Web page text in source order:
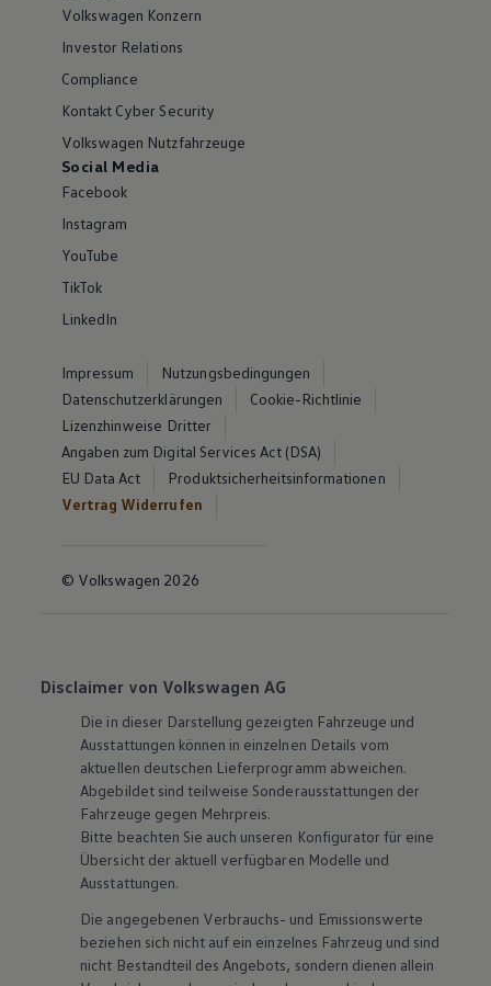
Volkswagen Konzern
Investor Relations
Compliance
Kontakt Cyber Security
Volkswagen Nutzfahrzeuge
Social Media
Facebook
Instagram
YouTube
TikTok
LinkedIn
Impressum
Nutzungsbedingungen
Datenschutzerklärungen
Cookie-Richtlinie
Lizenzhinweise Dritter
Angaben zum Digital Services Act (DSA)
EU Data Act
Produktsicherheitsinformationen
Vertrag Widerrufen
© Volkswagen 2026
Disclaimer von Volkswagen AG
Die in dieser Darstellung gezeigten Fahrzeuge und
Ausstattungen können in einzelnen Details vom
aktuellen deutschen Lieferprogramm abweichen.
Abgebildet sind teilweise Sonderausstattungen der
Fahrzeuge gegen Mehrpreis.
Bitte beachten Sie auch unseren Konfigurator für eine
Übersicht der aktuell verfügbaren Modelle und
Ausstattungen.
Die angegebenen Verbrauchs- und Emissionswerte
beziehen sich nicht auf ein einzelnes Fahrzeug und sind
nicht Bestandteil des Angebots, sondern dienen allein